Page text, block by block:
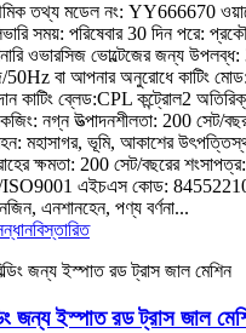
তথ্য মডেল নং: YY666670
সময়: পরিষেবার 30 দিন পরে:
ওভারসিজ ভোল্টেজের জন্য
বা আপনার অনুরোধে কাটিং
কাটিং ব্লেড:CPL কন্ট্রোল2
নগ্ন উত্পাদনশীলতা: 200 সেট/
মহাসাগর, ভূমি, আকাশের
ক্ষমতা: 200 সেট/বছরের শংসাপত্র:
এইচএস কোড: 84552210
এনশানহেন, পণ্য বর্ণনা...
বিস্তারিত
জন্য ইস্পাত রড ট্রাস জাল